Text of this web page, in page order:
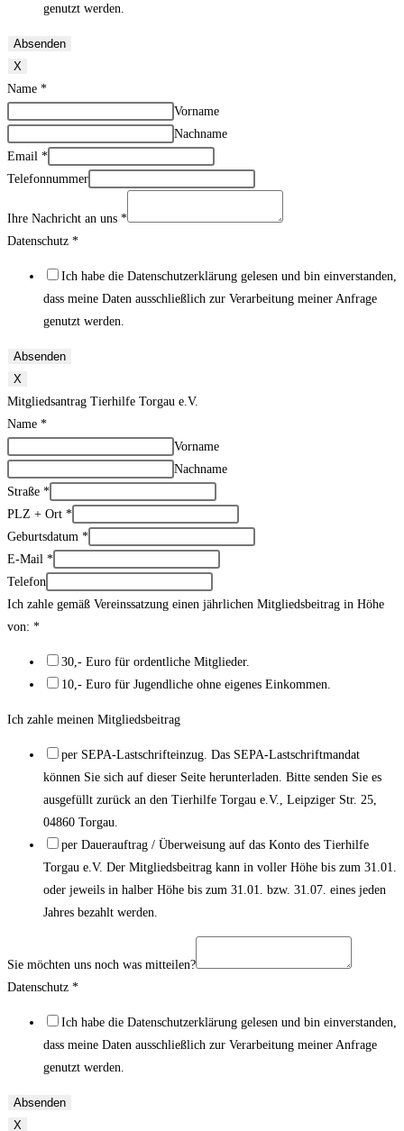
genutzt werden.
Absenden
X
Name *
Vorname
Nachname
Email *
Telefonnummer
Ihre Nachricht an uns *
Datenschutz *
Ich habe die Datenschutzerklärung gelesen und bin einverstanden,
dass meine Daten ausschließlich zur Verarbeitung meiner Anfrage
genutzt werden.
Absenden
X
Mitgliedsantrag Tierhilfe Torgau e.V.
Name *
Vorname
Nachname
Straße *
PLZ + Ort *
Geburtsdatum *
E-Mail *
Telefon
Ich zahle gemäß Vereinssatzung einen jährlichen Mitgliedsbeitrag in Höhe
von: *
30,- Euro für ordentliche Mitglieder.
10,- Euro für Jugendliche ohne eigenes Einkommen.
Ich zahle meinen Mitgliedsbeitrag
per SEPA-Lastschrifteinzug. Das SEPA-Lastschriftmandat
können Sie sich auf dieser Seite herunterladen. Bitte senden Sie es
ausgefüllt zurück an den Tierhilfe Torgau e.V., Leipziger Str. 25,
04860 Torgau.
per Dauerauftrag / Überweisung auf das Konto des Tierhilfe
Torgau e.V. Der Mitgliedsbeitrag kann in voller Höhe bis zum 31.01.
oder jeweils in halber Höhe bis zum 31.01. bzw. 31.07. eines jeden
Jahres bezahlt werden.
Sie möchten uns noch was mitteilen?
Datenschutz *
Ich habe die Datenschutzerklärung gelesen und bin einverstanden,
dass meine Daten ausschließlich zur Verarbeitung meiner Anfrage
genutzt werden.
Absenden
X